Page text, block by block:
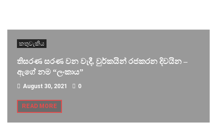
කතුවැකිය
තිසරණ සරණ වන වැදී, වුර්කයින් රජකරන දිවයින –
ඇගේ නම “ලංකාය”
August 30, 2021 0
READ MORE